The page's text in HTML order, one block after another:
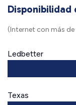
Disponibilidad
(Internet con más de
Ledbetter
Texas